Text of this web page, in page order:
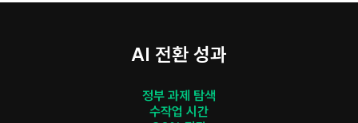
AI 전환 성과
정부 과제 탐색
수작업 시간